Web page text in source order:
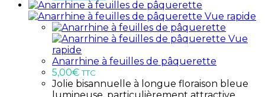
Vue rapide
Vue
rapide
Anarrhine à feuilles de pâquerette
5,00€ TTC
Jolie bisannuelle à longue floraison bleue